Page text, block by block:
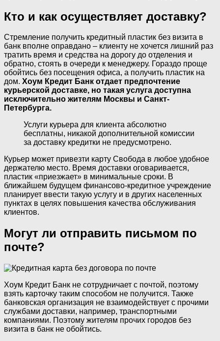
Кто и как осуществляет доставку?
Стремление получить кредитный пластик без визита в
банк вполне оправдано – клиенту не хочется лишний раз
тратить время и средства на дорогу до отделения и
обратно, стоять в очереди к менеджеру. Гораздо проще
обойтись без посещения офиса, а получить пластик на
дом. Хоум Кредит Банк отдает предпочтение
курьерской доставке, но такая услуга доступна
исключительно жителям Москвы и Санкт-
Петербурга.
Услуги курьера для клиента абсолютно
бесплатны, никакой дополнительной комиссии
за доставку кредитки не предусмотрено.
Курьер может привезти карту Свобода в любое удобное
держателю место. Время доставки оговаривается,
пластик «приезжает» в минимальные сроки. В
ближайшем будущем финансово-кредитное учреждение
планирует ввести такую услугу и в других населенных
пунктах в целях повышения качества обслуживания
клиентов.
Могут ли отправить письмом по
почте?
Хоум Кредит Банк не сотрудничает с почтой, поэтому
взять карточку таким способом не получится. Также
банковская организация не взаимодействует с прочими
службами доставки, например, транспортными
компаниями. Поэтому жителям прочих городов без
визита в банк не обойтись.